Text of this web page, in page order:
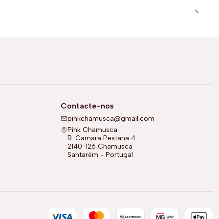
Contacte-nos
pinkchamusca@gmail.com
Pink Chamusca
R. Camara Pestana 4
2140-126 Chamusca
Santarém - Portugal